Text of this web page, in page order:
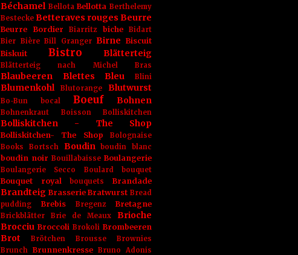
Béchamel Bellota Bellotta Berthelemy
Bestecke Betteraves rouges Beurre
Beurre Bordier Biarritz biche
Bidart
Bier Bière Bill Granger Birne
Biscuit
Biskuit
Bistro Blätterteig
Blätterteig nach Michel Bras
Blaubeeren Blettes Bleu Blini
Blumenkohl Blutorange Blutwurst
Bo-Bun bocal Boeuf Bohnen
Bohnenkraut Boisson Bolliskitchen
Bolliskitchen - The Shop
Bolliskitchen- The Shop
Bolognaise
Books
Bortsch Boudin boudin blanc
boudin noir Bouillabaisse Boulangerie
Boulangerie Secco Boulard bouquet
Bouquet royal bouquets Brandade
Brandteig Brasserie Bratwurst Bread
pudding
Brebis Bregenz Bretagne
Brickblätter Brie de Meaux
Brioche
Brocciu Broccoli Brokoli Brombeeren
Brot Brötchen Brousse
Brownies
Brunch Brunnenkresse Bruno Adonis